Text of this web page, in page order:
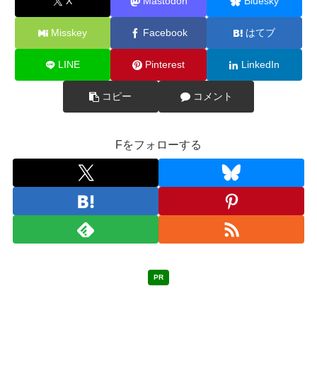
Misskey Facebook はてブ
LINE Pinterest LinkedIn
コピー コメント
Fをフォローする
PR